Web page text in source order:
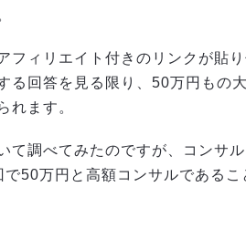
フィリエイト付きのリンクが貼
る回答を見る限り、50万円もの
れます。
て調べてみたのですが、コンサ
50万円と高額コンサルであるこ